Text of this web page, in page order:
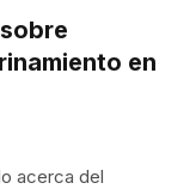
en
acerca del